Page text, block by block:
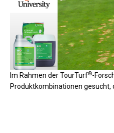
Im Rahmen der TourTurf®-
Produktkombinationen gesucht,